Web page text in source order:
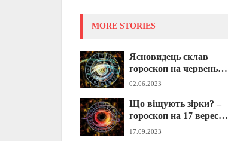
MORE STORIES
Ясновидець склав
гороскоп на червень
2023 року: дізнайтесь,
зірки?
02.06.2023
Що віщують зірки? –
гороскоп на 17 вересня
для всіх знаків Зодіаку
17.09.2023